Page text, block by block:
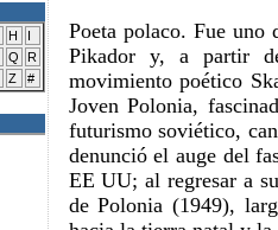
H
I
Q
R
Z #
Poeta polaco. Fue uno
Pikador y, a partir
movimiento poético
Joven Polonia,
futurismo soviético,
denunció el auge del
EE UU; al regresar a
de Polonia (1949),